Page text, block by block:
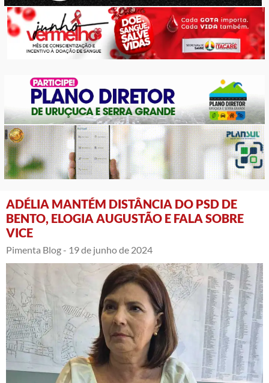
ADÉLIA MANTÉM DISTÂNCIA DO PSD DE
BENTO, ELOGIA AUGUSTÃO E FALA SOBRE
VICE
Pimenta Blog - 19 de junho de 2024